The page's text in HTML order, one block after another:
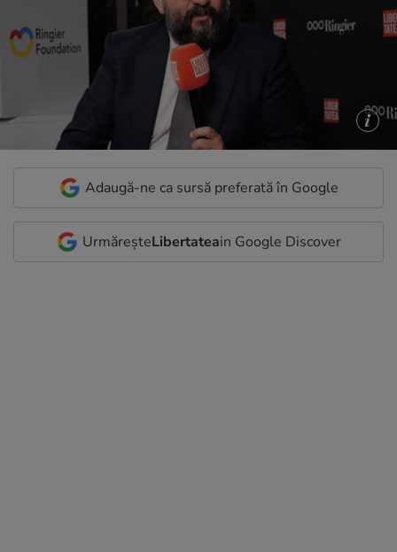
Adaugă-ne ca sursă preferată în Google
UrmăreșteLibertateain Google Discover